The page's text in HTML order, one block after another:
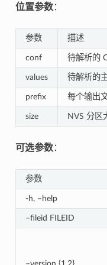
位置参数：
参数 描述
conf 待解析的
values 待解析的
prefix 每个输出
size NVS 分区
可选参数：
参数
-h, –help
–fileid FILEID